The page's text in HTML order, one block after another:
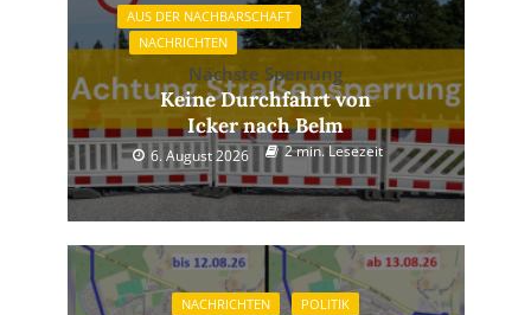
AUS DER NACHBARSCHAFT
NACHRICHTEN
Nächste Sperrung
Keine Durchfahrt von
Icker nach Belm
6. August 2026 2 min. Lesezeit
NACHRICHTEN POLITIK